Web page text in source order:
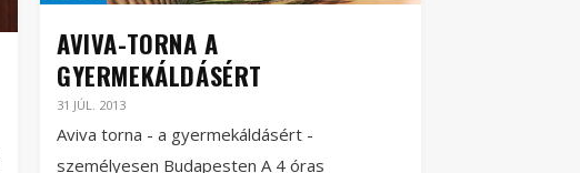
AVIVA-TORNA A
GYERMEKÁLDÁSÉRT
31 JÚL. 2013
Aviva torna - a gyermekáldásért -
személyesen Budapesten A 4 óras